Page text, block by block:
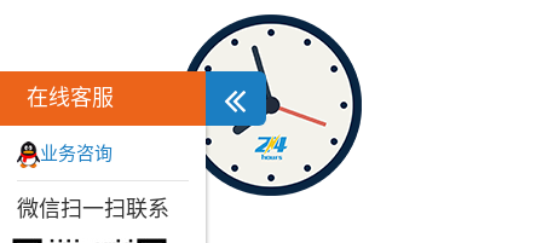
在线客服
业务咨询
微信扫一扫联系